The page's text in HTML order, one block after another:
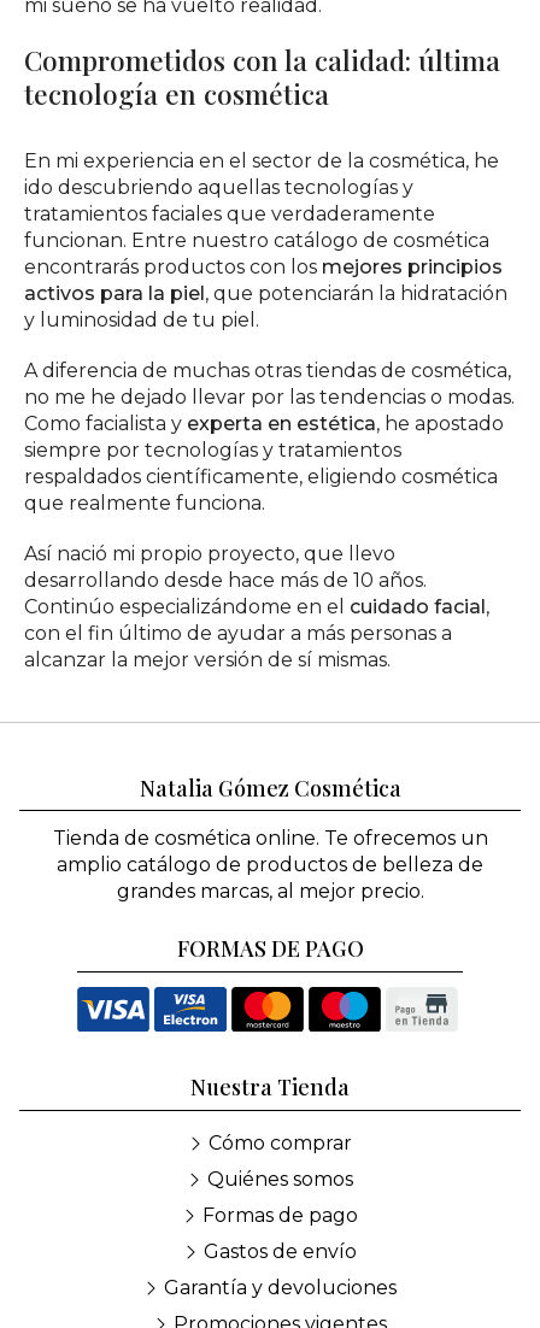
mi sueño se ha vuelto realidad.
Comprometidos con la calidad: última
tecnología en cosmética
En mi experiencia en el sector de la cosmética, he
ido descubriendo aquellas tecnologías y
tratamientos faciales que verdaderamente
funcionan. Entre nuestro catálogo de cosmética
encontrarás productos con los mejores principios
activos para la piel, que potenciarán la hidratación
y luminosidad de tu piel.
A diferencia de muchas otras tiendas de cosmética,
no me he dejado llevar por las tendencias o modas.
Como facialista y experta en estética, he apostado
siempre por tecnologías y tratamientos
respaldados científicamente, eligiendo cosmética
que realmente funciona.
Así nació mi propio proyecto, que llevo
desarrollando desde hace más de 10 años.
Continúo especializándome en el cuidado facial,
con el fin último de ayudar a más personas a
alcanzar la mejor versión de sí mismas.
Natalia Gómez Cosmética
Tienda de cosmética online. Te ofrecemos un
amplio catálogo de productos de belleza de
grandes marcas, al mejor precio.
FORMAS DE PAGO
Nuestra Tienda
Cómo comprar
Quiénes somos
Formas de pago
Gastos de envío
Garantía y devoluciones